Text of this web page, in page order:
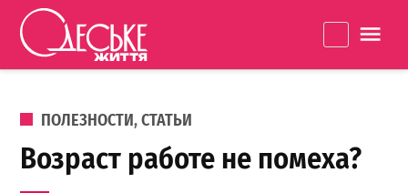
Перейти к содержанию
життя
ОПУБЛИКОВАНО В
ПОЛЕЗНОСТИ,СТАТЬИ
Возраст работе не помеха?